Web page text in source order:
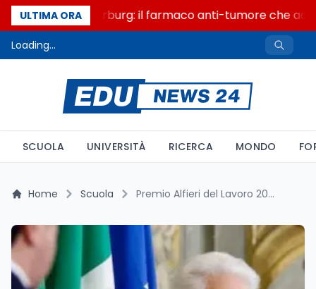
ULTIMA ORA
Un secolo di Warburg: il farmaco anti-tumore che
Loading...
SCUOLA UNIVERSITÀ RICERCA MONDO
Home Scuola Premio Alfieri del Lavoro 2025: Mattarella Celebra i 25 Neodiplomati d’Eccellenza al Quirinale